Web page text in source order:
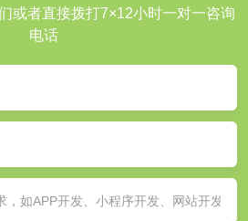
或者直接拨打7×12小时一对一咨询
电话